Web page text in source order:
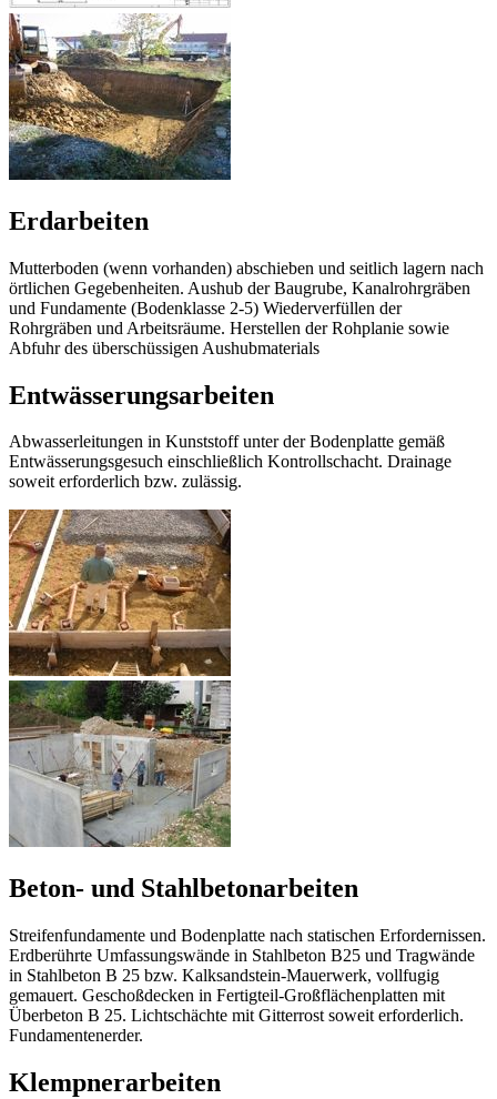
Erdarbeiten
Mutterboden (wenn vorhanden) abschieben und seitlich lagern nach
örtlichen Gegebenheiten. Aushub der Baugrube, Kanalrohrgräben
und Fundamente (Bodenklasse 2-5) Wiederverfüllen der
Rohrgräben und Arbeitsräume. Herstellen der Rohplanie sowie
Abfuhr des überschüssigen Aushubmaterials
Entwässerungsarbeiten
Abwasserleitungen in Kunststoff unter der Bodenplatte gemäß
Entwässerungsgesuch einschließlich Kontrollschacht. Drainage
soweit erforderlich bzw. zulässig.
Beton- und Stahlbetonarbeiten
Streifenfundamente und Bodenplatte nach statischen Erfordernissen.
Erdberührte Umfassungswände in Stahlbeton B25 und Tragwände
in Stahlbeton B 25 bzw. Kalksandstein-Mauerwerk, vollfugig
gemauert. Geschoßdecken in Fertigteil-Großflächenplatten mit
Überbeton B 25. Lichtschächte mit Gitterrost soweit erforderlich.
Fundamentenerder.
Klempnerarbeiten